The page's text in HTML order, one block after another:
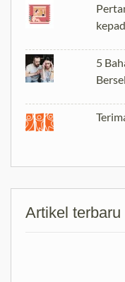
5
Artikel terbaru